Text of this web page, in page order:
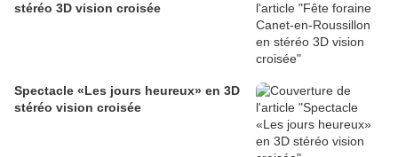
stéréo 3D vision croisée
Spectacle «Les jours heureux» en 3D
stéréo vision croisée